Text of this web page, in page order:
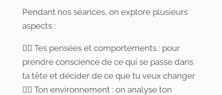
Pendant nos séances, on explore plusieurs
aspects :
👉🏻 Tes pensées et comportements : pour
prendre conscience de ce qui se passe dans
ta tête et décider de ce que tu veux changer
👉🏻 Ton environnement : on analyse ton